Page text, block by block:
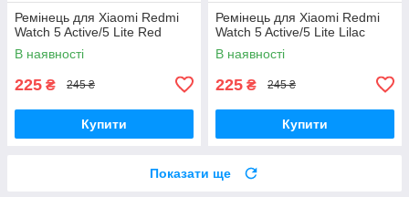
Ремінець для Xiaomi Redmi
Watch 5 Active/5 Lite Red
В наявності
225 ₴ 245 ₴
Купити
Ремінець для Xiaomi Redmi
Watch 5 Active/5 Lite Lilac
В наявності
225 ₴ 245 ₴
Купити
Показати ще